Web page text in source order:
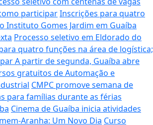
participarInscrições para quatro
Instituto Gomes Jardim em Guaíba
Processo seletivo em Eldorado do
quatro funções na área de logística;
A partir de segunda, Guaíba abre
gratuitos de Automação e
CMPC promove semana de
para famílias durante as férias
Cinema de Guaíba inicia atividades
Aranha: Um Novo Dia Curso